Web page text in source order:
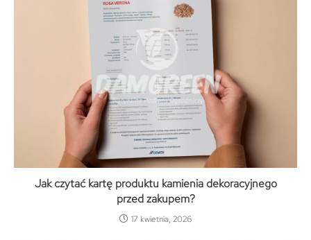
Jak czytać kartę produktu kamienia dekoracyjnego
przed zakupem?
17 kwietnia, 2026